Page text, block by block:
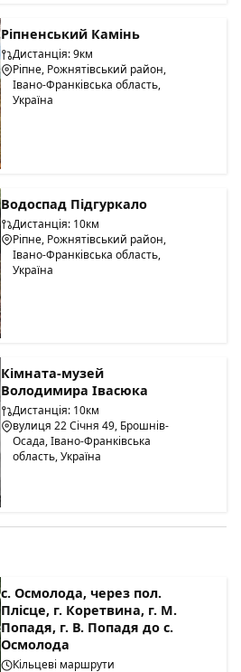
Ріпненський Камінь
Дистанція: 9км
Ріпне, Рожнятівський район,
Івано-Франківська область,
Україна
Водоспад Підгуркало
Дистанція: 10км
Ріпне, Рожнятівський район,
Івано-Франківська область,
Україна
Кімната-музей
Володимира Івасюка
Дистанція: 10км
вулиця 22 Січня 49, Брошнів-
Осада, Івано-Франківська
область, Україна
с. Осмолода, через пол.
Плісце, г. Коретвина, г. М.
Попадя, г. В. Попадя до с.
Осмолода
Кільцеві маршрути